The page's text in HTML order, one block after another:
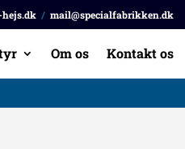
/ mail@specialfabrikken.dk
Om os Kontakt os